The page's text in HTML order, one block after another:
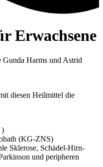
Erwachsene
diesen Heilmittel die
)
(KG-ZNS)
Sklerose, Schädel-Hirn-
und peripheren